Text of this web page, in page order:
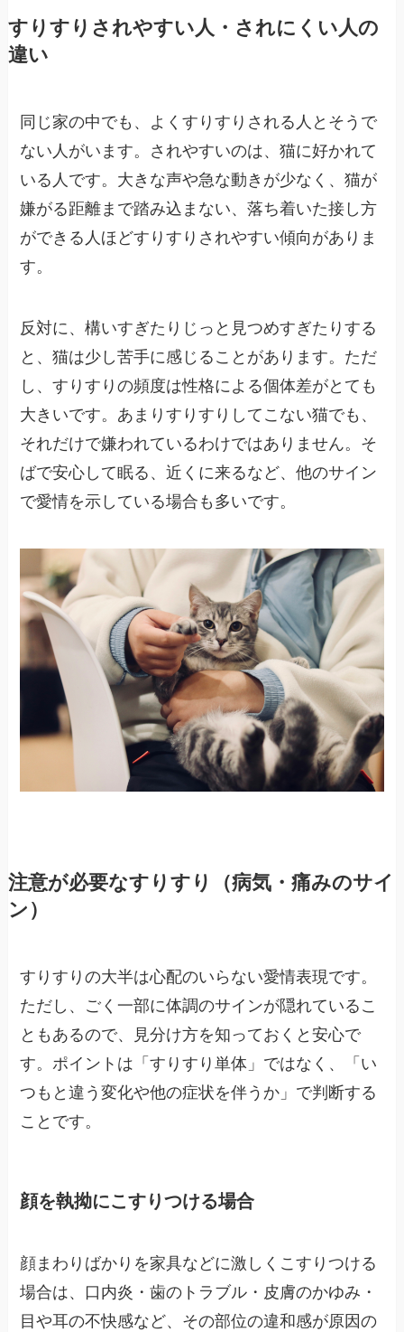
すりすりされやすい人・されにくい人の
違い
同じ家の中でも、よくすりすりされる人とそうで
ない人がいます。されやすいのは、猫に好かれて
いる人です。大きな声や急な動きが少なく、猫が
嫌がる距離まで踏み込まない、落ち着いた接し方
ができる人ほどすりすりされやすい傾向がありま
す。
反対に、構いすぎたりじっと見つめすぎたりする
と、猫は少し苦手に感じることがあります。ただ
し、すりすりの頻度は性格による個体差がとても
大きいです。あまりすりすりしてこない猫でも、
それだけで嫌われているわけではありません。そ
ばで安心して眠る、近くに来るなど、他のサイン
で愛情を示している場合も多いです。
注意が必要なすりすり（病気・痛みのサイ
ン）
すりすりの大半は心配のいらない愛情表現です。
ただし、ごく一部に体調のサインが隠れているこ
ともあるので、見分け方を知っておくと安心で
す。ポイントは「すりすり単体」ではなく、「い
つもと違う変化や他の症状を伴うか」で判断する
ことです。
顔を執拗にこすりつける場合
顔まわりばかりを家具などに激しくこすりつける
場合は、口内炎・歯のトラブル・皮膚のかゆみ・
目や耳の不快感など、その部位の違和感が原因の